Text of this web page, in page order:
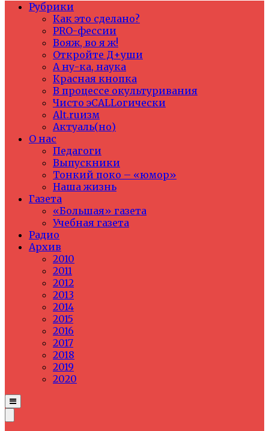
Рубрики
Как это сделано?
PRO-фессии
Вояж, во я ж!
Откройте Д+уши
А ну-ка, наука
Красная кнопка
В процессе окультуривания
Чисто эCALLогически
Alt.ruизм
Актуаль(но)
О нас
Педагоги
Выпускники
Тонкий поко – «юмор»
Наша жизнь
Газета
«Большая» газета
Учебная газета
Радио
Архив
2010
2011
2012
2013
2014
2015
2016
2017
2018
2019
2020